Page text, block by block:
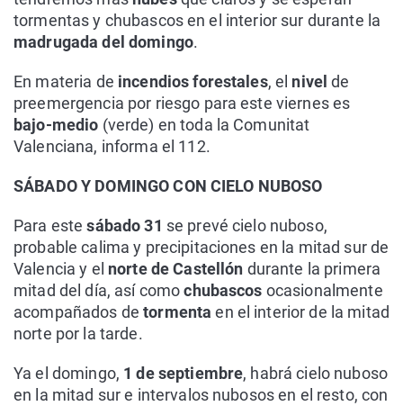
tormentas y chubascos en el interior sur durante la
madrugada del domingo.
En materia de incendios forestales, el nivelde
preemergencia por riesgo para este viernes es
bajo-medio (verde) en toda la Comunitat
Valenciana, informa el 112.
SÁBADO Y DOMINGO CON CIELO NUBOSO
Para estesábado 31 se prevé cielo nuboso,
probable calima y precipitaciones en la mitad sur de
Valencia y el norte de Castellón durante la primera
mitad del día, así comochubascos ocasionalmente
acompañados detormentaen el interior de la mitad
norte por la tarde.
Ya el domingo, 1 de septiembre, habrá cielo nuboso
en la mitad sur e intervalos nubosos en el resto, con